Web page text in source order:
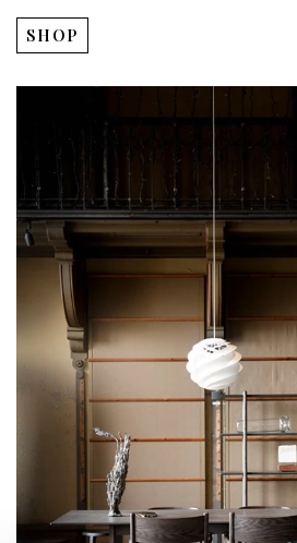
SHOP